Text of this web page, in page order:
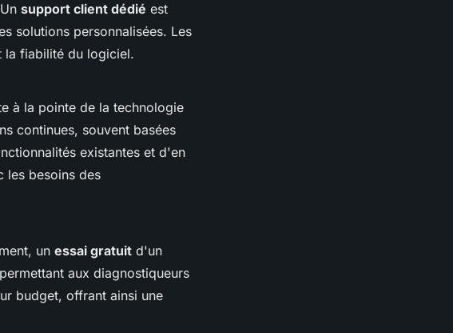
support client dédié est
solutions personnalisées. Les
la fiabilité du logiciel.
à la pointe de la technologie
continues, souvent basées
existantes et d'en
les besoins des
un essai gratuit d'un
aux diagnostiqueurs
budget, offrant ainsi une